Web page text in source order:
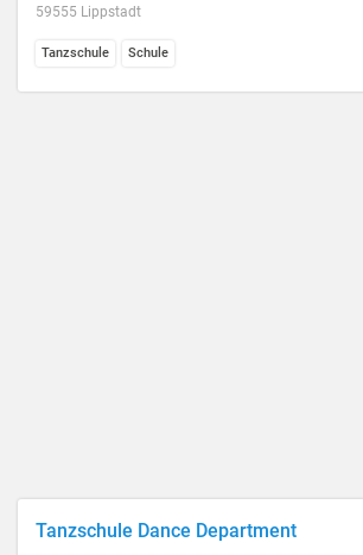
59555 Lippstadt
Tanzschule Schule
Tanzschule Dance Department